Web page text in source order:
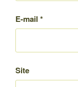
E-mail *
Site